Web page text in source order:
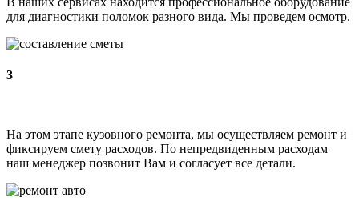
для диагностики поломок разного вида. Мы проведем осмотр.
3
На этом этапе кузовного ремонта, мы осуществляем ремонт и
фиксируем смету расходов. По непредвиденным расходам
наш менеджер позвонит Вам и согласует все детали.